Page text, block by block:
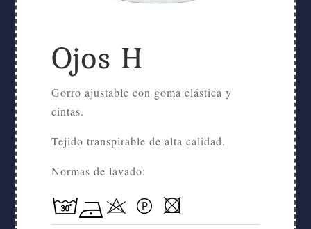
Ojos H
Gorro ajustable con goma elástica y
cintas.
Tejido transpirable de alta calidad.
Normas de lavado: